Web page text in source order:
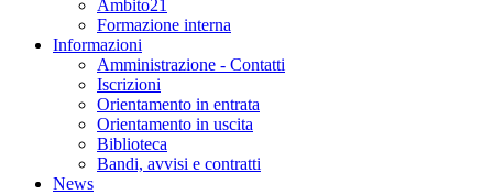
Ambito21
Formazione interna
Informazioni
Amministrazione - Contatti
Iscrizioni
Orientamento in entrata
Orientamento in uscita
Biblioteca
Bandi, avvisi e contratti
News